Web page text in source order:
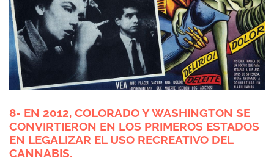
8- EN 2012, COLORADO Y WASHINGTON SE
CONVIRTIERON EN LOS PRIMEROS ESTADOS
EN LEGALIZAR EL USO RECREATIVO DEL
CANNABIS.